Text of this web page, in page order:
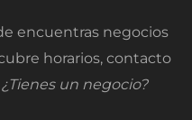
encuentras negocios
horarios, contacto
¿Tienes un negocio?